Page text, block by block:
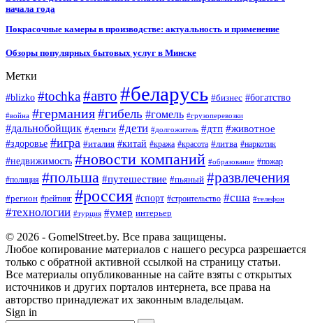
начала года
Покрасочные камеры в производстве: актуальность и применение
Обзоры популярных бытовых услуг в Минске
Метки
#blizko #tochka#авто #беларусь #бизнес #богатство
#война #германия#гибель #гомель #грузоперевозки
#дальнобойщик #деньги #дети #долгожитель #дтп #животное
#здоровье #игра #италия #китай #кража #красота #литва #наркотик
#недвижимость #новости компаний #образование #пожар
#полиция #польша #путешествие #пьяный #развлечения
#регион #рейтинг #россия #спорт #строительство #сша #телефон
#технологии #турция #умер интерьер
© 2026 - GomelStreet.by. Все права защищены.
Любое копирование материалов с нашего ресурса разрешается
только с обратной активной ссылкой на страницу статьи.
Все материалы опубликованные на сайте взяты с открытых
источников и других порталов интернета, все права на
авторство принадлежат их законным владельцам.
Sign in